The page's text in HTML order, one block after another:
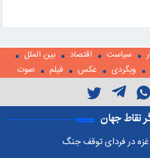
سیاست اقتصاد
بین الملل
وبگردی عکس فیلم صوت
نقاط جهان
در فردای توقف جنگ